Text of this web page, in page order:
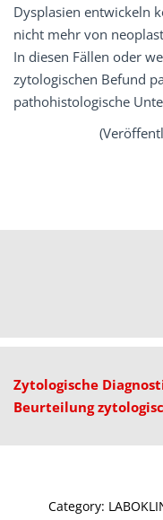
Dysplasien entwickeln
nicht mehr von
In diesen Fällen oder
zytologischen Befund
pathohistologische
Zytologische
Beurteilung
Category: